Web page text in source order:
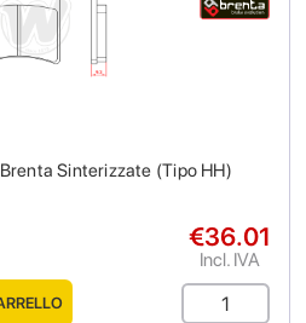
Sinterizzate (Tipo HH)
€36.01
Incl. IVA